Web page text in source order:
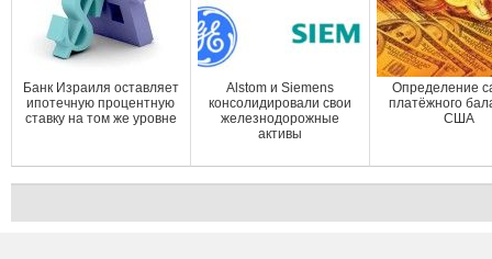
Банк Израиля оставляет
ипотечную процентную
ставку на том же уровне
Alstom и Siemens
консолидировали свои
железнодорожные
активы
Определение
платёжного
США